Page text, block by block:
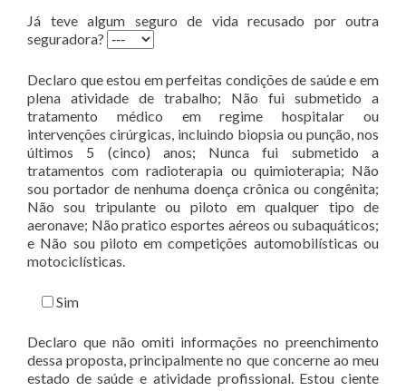
Já teve algum seguro de vida recusado por outra
seguradora?
Declaro que estou em perfeitas condições de saúde e em
plena atividade de trabalho; Não fui submetido a
tratamento médico em regime hospitalar ou
intervenções cirúrgicas, incluindo biopsia ou punção, nos
últimos 5 (cinco) anos; Nunca fui submetido a
tratamentos com radioterapia ou quimioterapia; Não
sou portador de nenhuma doença crônica ou congênita;
Não sou tripulante ou piloto em qualquer tipo de
aeronave; Não pratico esportes aéreos ou subaquáticos;
e Não sou piloto em competições automobilísticas ou
motociclísticas.
Sim
Declaro que não omiti informações no preenchimento
dessa proposta, principalmente no que concerne ao meu
estado de saúde e atividade profissional. Estou ciente